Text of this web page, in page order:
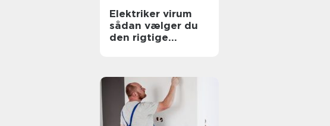
Elektriker virum
sådan vælger du
den rigtige